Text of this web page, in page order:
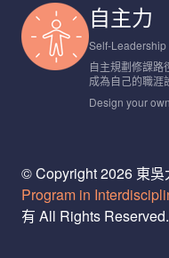
自主力
Self-Leadership
自主規劃修課路
成為自己的職涯
Design your
© Copyright 2026 東吳
Program in
有 All Rights Reserved.